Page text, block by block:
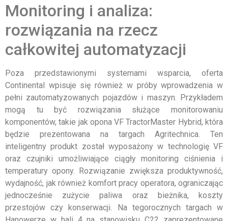
Monitoring i analiza:
rozwiązania na rzecz
całkowitej automatyzacji
Poza przedstawionymi systemami wsparcia, oferta
Continental wpisuje się również w próby wprowadzenia w
pełni zautomatyzowanych pojazdów i maszyn. Przykładem
mogą tu być rozwiązania służące monitorowaniu
komponentów, takie jak opona VF TractorMaster Hybrid, która
będzie prezentowana na targach Agritechnica. Ten
inteligentny produkt został wyposażony w technologię VF
oraz czujniki umożliwiające ciągły monitoring ciśnienia i
temperatury opony. Rozwiązanie zwiększa produktywność,
wydajność, jak również komfort pracy operatora, ograniczając
jednocześnie zużycie paliwa oraz bieżnika, koszty
przestojów czy konserwacji. Na tegorocznych targach w